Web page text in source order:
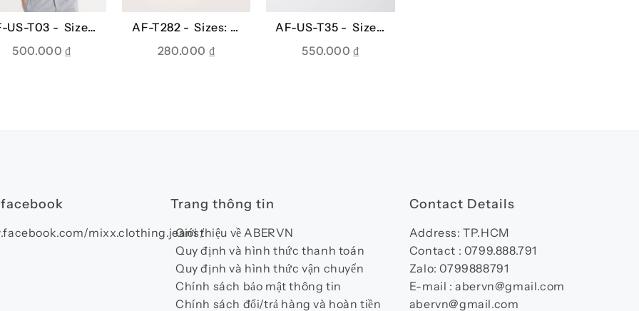
US-T03 - Sizes:
XS
500.000₫
AF-T282 -Sizes: S,
M, L
280.000 ₫
AF-US-T35 -Sizes:
S, M
550.000₫
mixx.clothing.jeans/
Trang thông tin
Giới thiệu về ABERVN
Quy định và hình thức thanh toán
Quy định và hình thức vận chuyển
Chính sách bảo mật thông tin
Chính sách đổi/trả hàng và hoàn tiền
Contact Details
Address: TP.HCM
Contact : 0799.888.791
Zalo: 0799888791
E-mail : abervn@gmail.com
abervn@gmail.com